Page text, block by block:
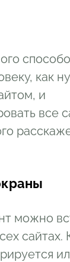
как
и
все
можно
сайтах.